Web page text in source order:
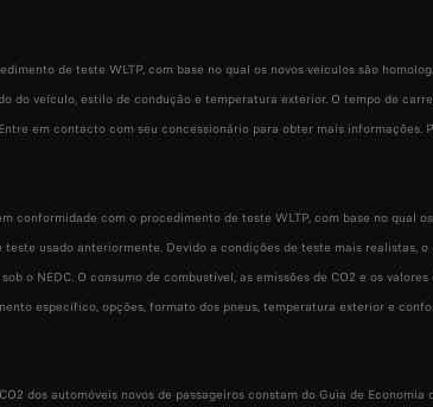
de teste WLTP, com base no qual os novos veículos são
veículo, estilo de condução e temperatura exterior. O tempo de
em contacto com seu concessionário para obter mais informações.
conformidade com o procedimento de teste WLTP, com base no qual
usado anteriormente. Devido a condições de teste mais realistas,
o NEDC. O consumo de combustível, as emissões de CO2 e os
específico, opções, formato dos pneus, temperatura exterior e
dos automóveis novos de passageiros constam do Guia de